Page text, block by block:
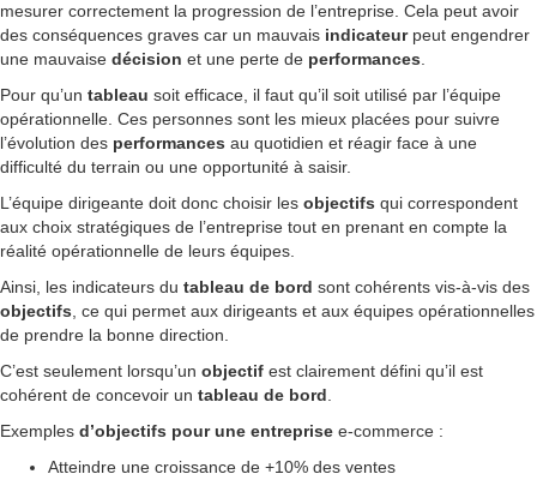
mesurer correctement la progression de l’entreprise. Cela peut avoir
des conséquences graves car un mauvais indicateurpeut engendrer
une mauvaise décision et une perte de performances
Pour qu’un tableau soit efficace, il faut qu’il soit utilisé par l’équipe
opérationnelle. Ces personnes sont les mieux placées pour suivre
l’évolution des performances au quotidien et réagir face à une
difficulté du terrain ou une opportunité à saisir.
L’équipe dirigeante doit donc choisir les objectifs qui correspondent
aux choix stratégiques de l’entreprise tout en prenant en compte la
réalité opérationnelle de leurs équipes.
Ainsi, les indicateurs du tableau de bord sont cohérents vis-à-vis des
objectifs , ce qui permet aux dirigeants et aux équipes opérationnelles
de prendre la bonne direction.
C’est seulement lorsqu’un objectif est clairement défini qu’il est
cohérent de concevoir un tableau de bord
Exemples d’objectifs pour une entreprise e-commerce :
Atteindre une croissance de +10% des ventes